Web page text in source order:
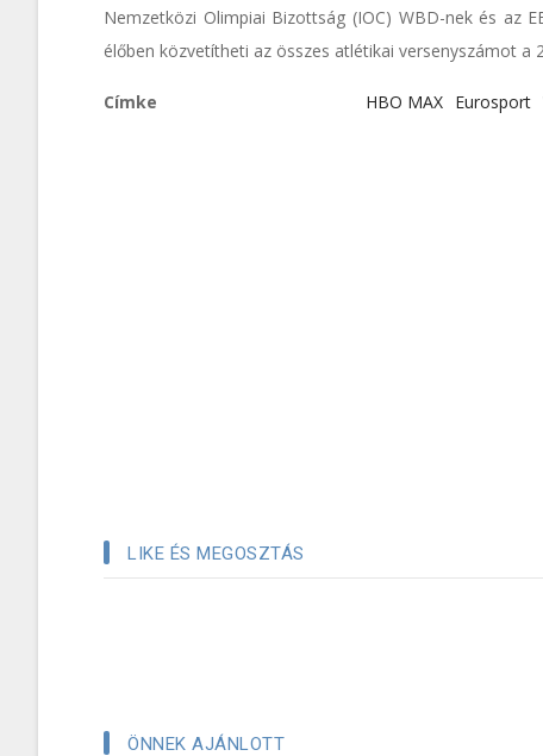
Nemzetközi Olimpiai Bizottság (IOC) WBD-nek és az
élőben közvetítheti az összes atlétikai versenyszámot a
Címke HBO MAX Eurosport
LIKE ÉS MEGOSZTÁS
ÖNNEK AJÁNLOTT